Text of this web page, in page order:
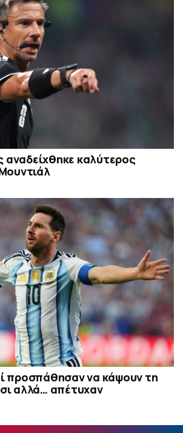
αναδείχθηκε καλύτερος
προσπάθησαν να κάψουν τη
αλλά… απέτυχαν